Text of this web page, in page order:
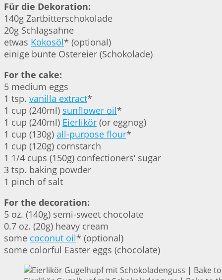
Für die Dekoration:
140g Zartbitterschokolade
20g Schlagsahne
etwas Kokosöl* (optional)
einige bunte Ostereier (Schokolade)
For the cake:
5 medium eggs
1 tsp. vanilla extract*
1 cup (240ml) sunflower oil*
1 cup (240ml) Eierlikör (or eggnog)
1 cup (130g) all-purpose flour*
1 cup (120g) cornstarch
1 1/4 cups (150g) confectioners‘ sugar
3 tsp. baking powder
1 pinch of salt
For the decoration:
5 oz. (140g) semi-sweet chocolate
0.7 oz. (20g) heavy cream
some coconut oil* (optional)
some colorful Easter eggs (chocolate)